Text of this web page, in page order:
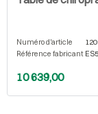
Numéro d'article
Référence fabricant
10 639,00